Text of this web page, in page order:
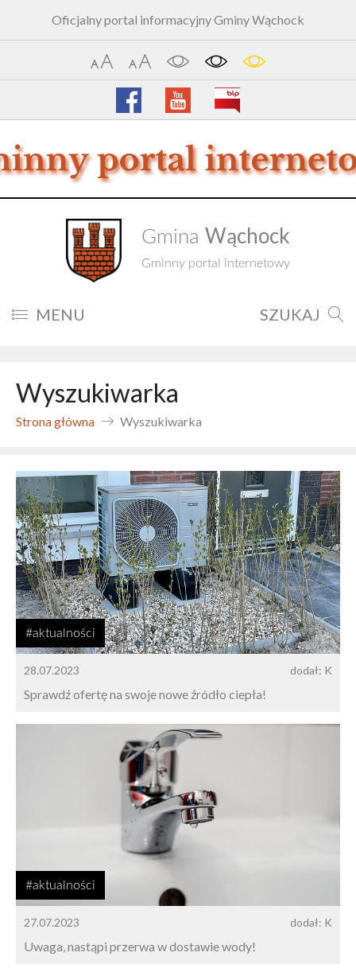
Oficjalny portal informacyjny Gminy Wąchock
Gmina Wąchock
Gminny portal internetowy
MENU SZUKAJ
Wyszukiwarka
Strona główna Wyszukiwarka
#aktualności
28.07.2023 dodał: K
Sprawdź ofertę na swoje nowe źródło ciepła!
#aktualności
27.07.2023 dodał: K
Uwaga, nastąpi przerwa w dostawie wody!